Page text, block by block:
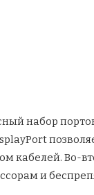
набор
кабелей. Во-
и